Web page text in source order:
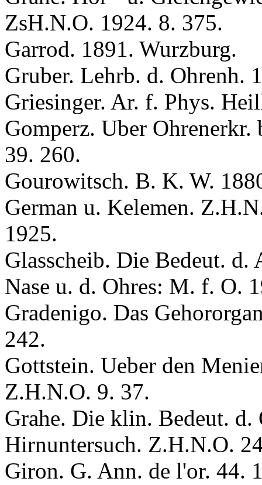
ZsH.N.O. 1924. 8. 375.
Garrod. 1891. Wurzburg.
Gruber. Lehrb. d. Ohrenh.
Griesinger. Ar. f. Phys.
Gоmperz. Uber
39. 260.
Gоurоwitsсh. B. K. W.
German u. Kelemen.
1925.
Glasscheib. Die Bedeut.
Nase u. d. Ohres: M. f. O.
Gradenigo. Das
242.
Gottstein. Ueber den
Z.H.N.O. 9. 37.
Grahe. Die klin. Bedeut. d.
Hirnuntersuch. Z.H.N.O.
Giron. G. Ann. de l'or. 44.